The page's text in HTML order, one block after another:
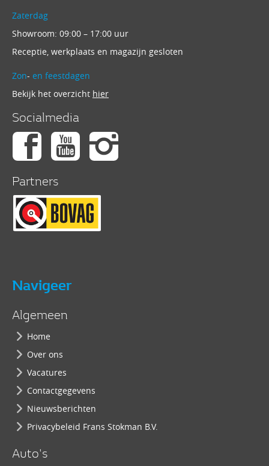
Zaterdag
Showroom: 09:00 – 17:00 uur
Receptie, werkplaats en magazijn gesloten
Zon- en feestdagen
Bekijk het overzicht hier
Socialmedia
Partners
Navigeer
Algemeen
Home
Over ons
Vacatures
Contactgegevens
Nieuwsberichten
Privacybeleid Frans Stokman B.V.
Auto's